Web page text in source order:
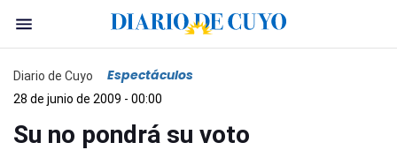
Diario de Cuyo Espectáculos
28 de junio de 2009 - 00:00
Su no pondrá su voto